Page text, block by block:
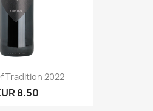
Tradition 2022
8.50